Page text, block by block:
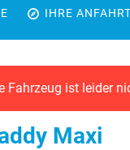
IHRE ANFAHRT
Fahrzeug ist leider
Maxi